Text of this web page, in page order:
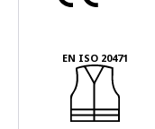
EN ISO 20471